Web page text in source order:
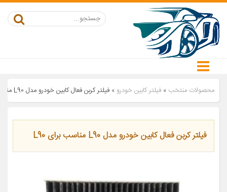
محصولات منتخب » فیلتر کابین خودرو » فیلتر کربن فعال کابین خودرو مدل L90 مناسب برای L90
فیلتر کربن فعال کابین خودرو مدل L90 مناسب برای L90